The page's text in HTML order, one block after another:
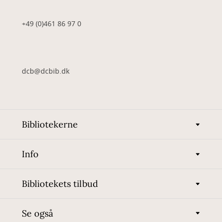
+49 (0)461 86 97 0
dcb@dcbib.dk
Bibliotekerne
Info
Bibliotekets tilbud
Se også